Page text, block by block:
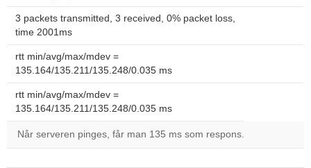
3 packets transmitted, 3 received, 0% packet loss,
time 2001ms
rtt min/avg/max/mdev =
135.164/135.211/135.248/0.035 ms
rtt min/avg/max/mdev =
135.164/135.211/135.248/0.035 ms
Når serveren pinges, får man 135 ms som respons.